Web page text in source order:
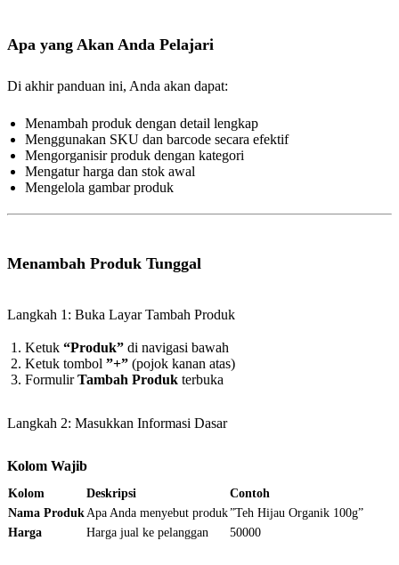
Apa yang Akan Anda Pelajari
Di akhir panduan ini, Anda akan dapat:
Menambah produk dengan detail lengkap
Menggunakan SKU dan barcode secara efektif
Mengorganisir produk dengan kategori
Mengatur harga dan stok awal
Mengelola gambar produk
Menambah Produk Tunggal
Langkah 1: Buka Layar Tambah Produk
Ketuk “Produk” di navigasi bawah
Ketuk tombol ”+” (pojok kanan atas)
FormulirTambah Produk terbuka
Langkah 2: Masukkan Informasi Dasar
Kolom Wajib
Kolom Deskripsi
Contoh
Nama ProdukApa Anda menyebut produk”Teh Hijau Organik 100g”
Harga
Harga jual ke pelanggan 50000